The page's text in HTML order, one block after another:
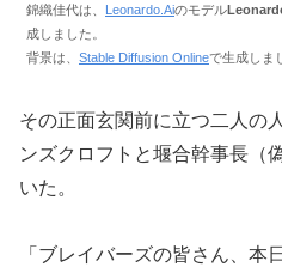
錦織佳代は、 Leonardo.Aiのモデル
成しました。
背景は、 Stable Diffusion Onlineで生成しま
その正面玄関前に立つ二人
ンズクロフトと堰合幹事長（
いた。
「ブレイバーズの皆さん、本